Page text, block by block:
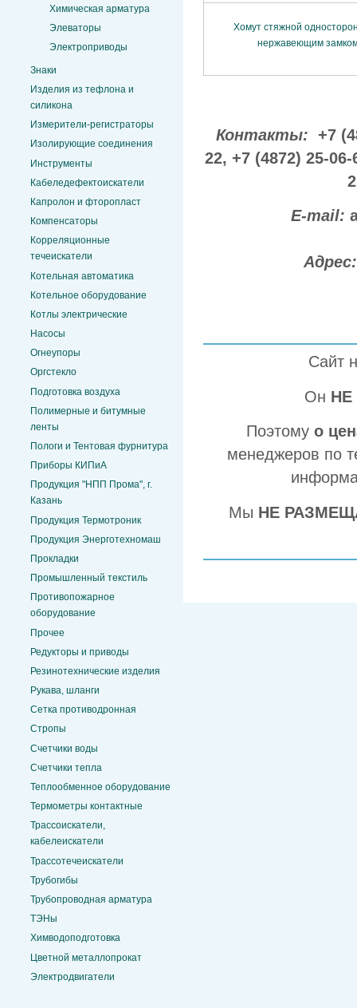
Химическая арматура
Элеваторы
Электроприводы
Знаки
Изделия из тефлона и
силикона
Измерители-регистраторы
Изолирующие соединения
Инструменты
Кабеледефектоискатели
Капролон и фторопласт
Компенсаторы
Корреляционные
течеискатели
Котельная автоматика
Котельное оборудование
Котлы электрические
Насосы
Огнеупоры
Оргстекло
Подготовка воздуха
Полимерные и битумные
ленты
Пологи и Тентовая фурнитура
Приборы КИПиА
Продукция "НПП Прома", г.
Казань
Продукция Термотроник
Продукция Энерготехномаш
Прокладки
Промышленный текстиль
Противопожарное
оборудование
Прочее
Редукторы и приводы
Резинотехнические изделия
Рукава, шланги
Сетка противодронная
Стропы
Счетчики воды
Счетчики тепла
Теплообменное оборудование
Термометры контактные
Трассоискатели,
кабелеискатели
Трассотечеискатели
Трубогибы
Трубопроводная арматура
ТЭНы
Химводоподготовка
Цветной металлопрокат
Электродвигатели
Хомут стяжной
нержавеющим
Контакты: +7
22, +7 (4872) 25-
E-mail:
Сайт
Он НЕ
Поэтому о
менеджеров по
Мы НЕ